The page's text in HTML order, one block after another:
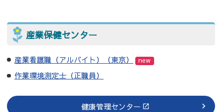
産業保健センター
産業看護職（アルバイト）（東京） new
作業環境測定士（正職員）
健康管理センター